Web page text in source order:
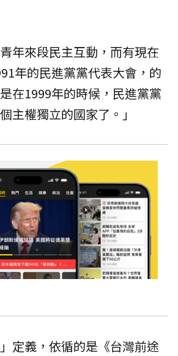
年來段民主互動，而有現在
年的民進黨黨代表大會，的
在1999年的時候，民進黨黨
主權獨立的國家了。」
定義，依循的是《台灣前途